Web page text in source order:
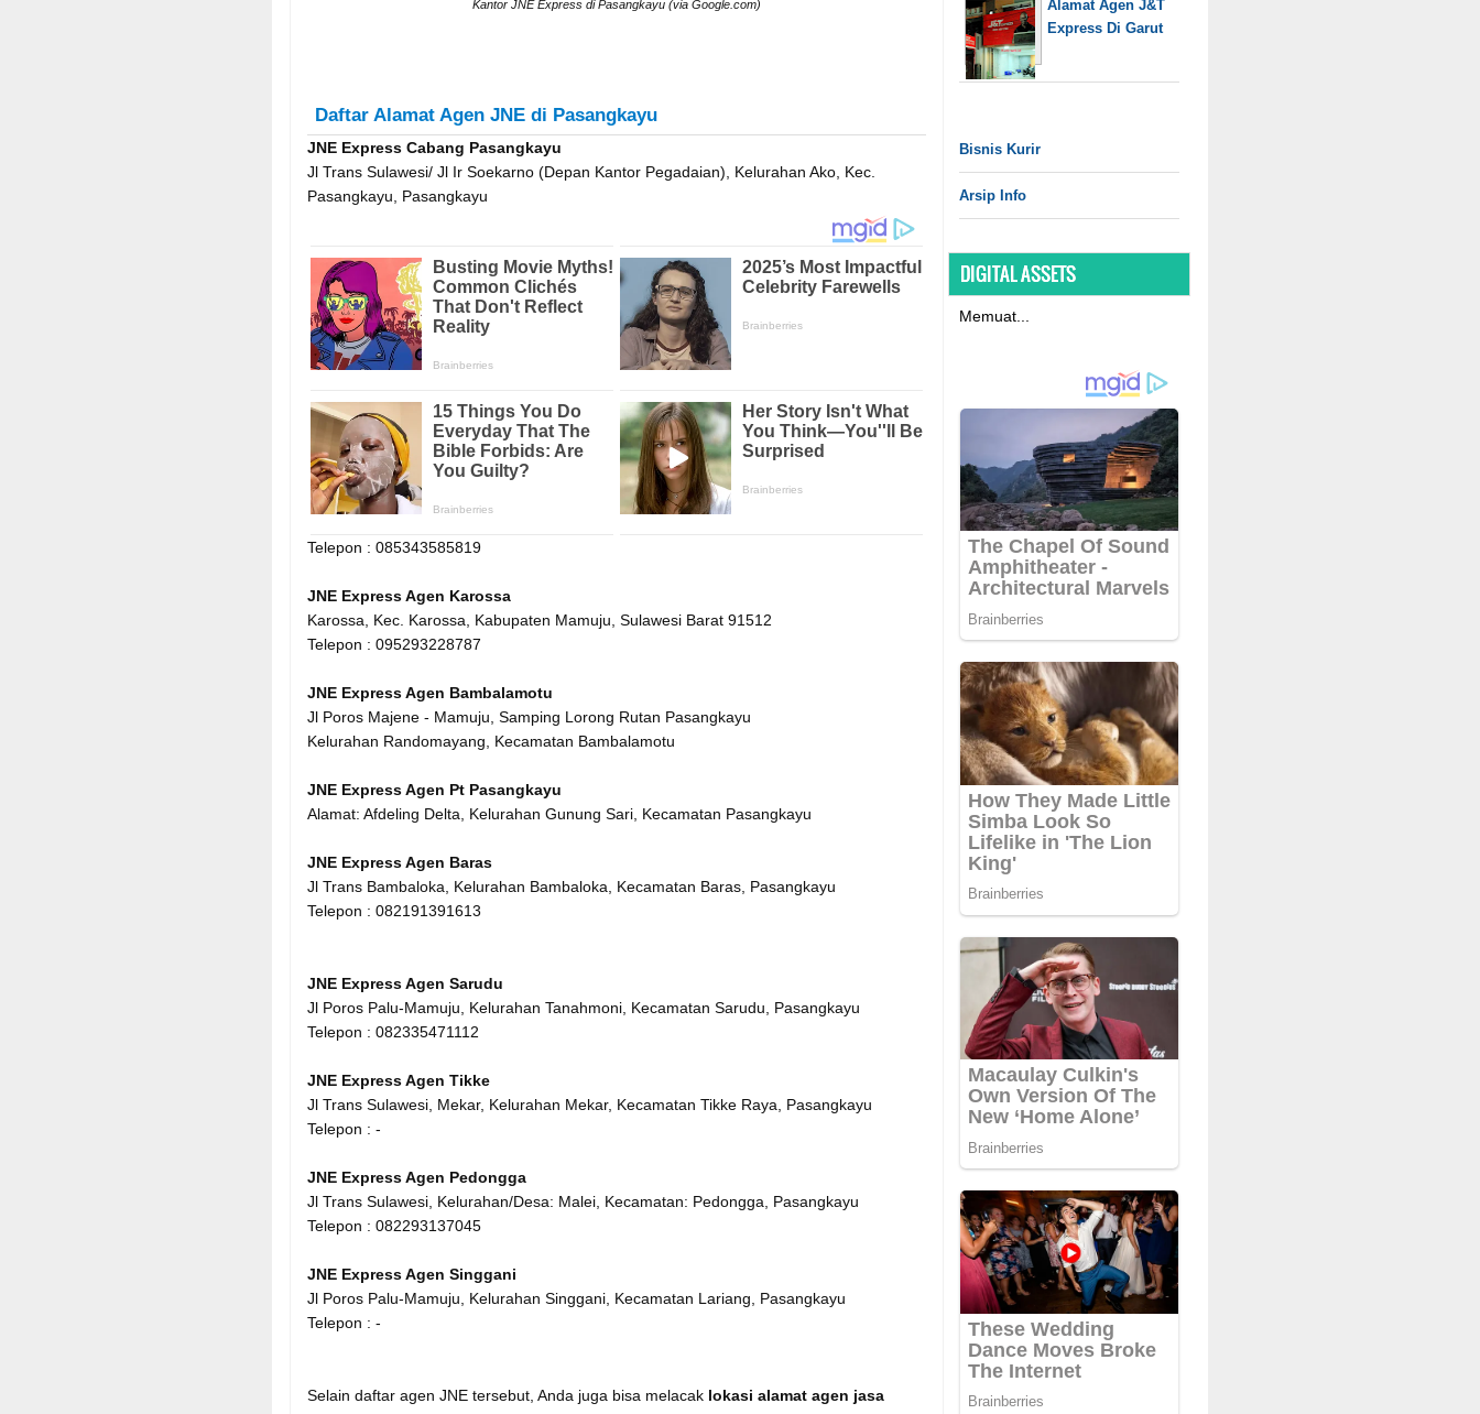
Kantor JNE Express di Pasangkayu (via Google.com)
Daftar Alamat Agen JNE di Pasangkayu
JNE Express Cabang Pasangkayu
Jl Trans Sulawesi/ Jl Ir Soekarno (Depan Kantor Pegadaian), Kelurahan Ako, Kec.
Pasangkayu, Pasangkayu
Telepon : 085343585819
JNE Express Agen Karossa
Karossa, Kec. Karossa, Kabupaten Mamuju, Sulawesi Barat 91512
Telepon : 095293228787
JNE Express Agen Bambalamotu
Jl Poros Majene - Mamuju, Samping Lorong Rutan Pasangkayu
Kelurahan Randomayang, Kecamatan Bambalamotu
JNE Express Agen Pt Pasangkayu
Alamat: Afdeling Delta, Kelurahan Gunung Sari, Kecamatan Pasangkayu
JNE Express Agen Baras
Jl Trans Bambaloka, Kelurahan Bambaloka, Kecamatan Baras, Pasangkayu
Telepon : 082191391613
JNE Express Agen Sarudu
Jl Poros Palu-Mamuju, Kelurahan Tanahmoni, Kecamatan Sarudu, Pasangkayu
Telepon : 082335471112
JNE Express Agen Tikke
Jl Trans Sulawesi, Mekar, Kelurahan Mekar, Kecamatan Tikke Raya, Pasangkayu
Telepon : -
JNE Express Agen Pedongga
Jl Trans Sulawesi, Kelurahan/Desa: Malei, Kecamatan: Pedongga, Pasangkayu
Telepon : 082293137045
JNE Express Agen Singgani
Jl Poros Palu-Mamuju, Kelurahan Singgani, Kecamatan Lariang, Pasangkayu
Telepon : -
Selain daftar agen JNE tersebut, Anda juga bisa melacak lokasi alamat agen jasa
Alamat Agen J&T
Express Di Garut
Bisnis Kurir
Arsip Info
DIGITAL ASSETS
Memuat...